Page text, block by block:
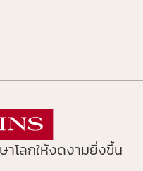
าโลกให้งดงามยิ่งขึ้น